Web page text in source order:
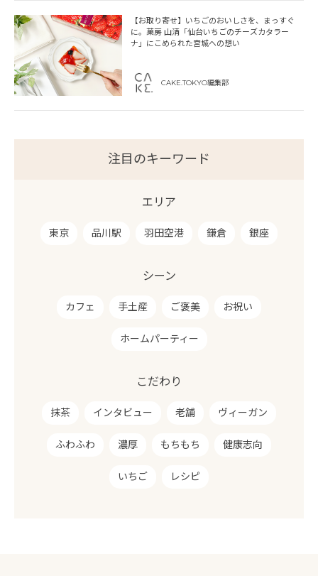
【お取り寄せ】いちごのおいしさを、まっすぐ
に。菓房 山清「仙台いちごのチーズカタラー
ナ」にこめられた宮城への想い
CAKE.TOKYO編集部
注目のキーワード
エリア
東京 品川駅 羽田空港 鎌倉 銀座
シーン
カフェ 手土産 ご褒美 お祝い
ホームパーティー
こだわり
抹茶 インタビュー 老舗 ヴィーガン
ふわふわ 濃厚 もちもち 健康志向
いちご レシピ